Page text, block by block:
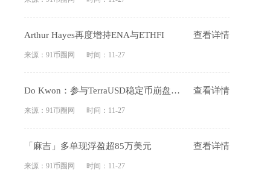
Arthur Hayes再度增持ENA与ETHFI 查看详情
来源：91币圈网 时间：11-27
Do Kwon：参与TerraUSD稳定币崩盘欺诈案判刑不应超过五年 查看详情
来源：91币圈网 时间：11-27
「麻吉」多单现浮盈超85万美元 查看详情
来源：91币圈网 时间：11-27